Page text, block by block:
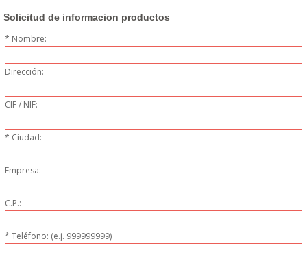
MAQUINARIA DE LIMPIEZA
MENAJE DE COCINA
PAPEL Y PRODUCTOS UNIUSO
Solicitud de informacion productos
* Nombre:
Dirección:
CIF / NIF:
* Ciudad:
Empresa:
C.P.:
* Teléfono: (e.j. 999999999)